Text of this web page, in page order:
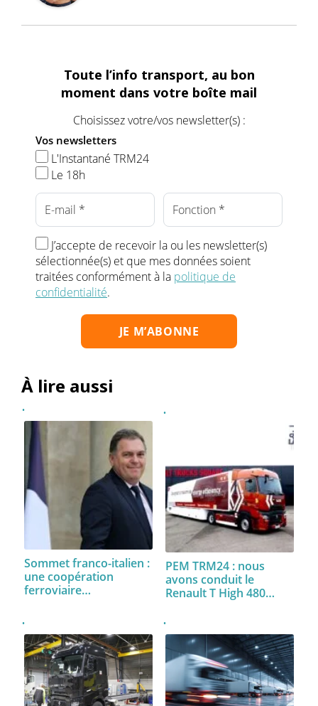
Toute l’info transport, au bon
moment dans votre boîte mail
Choisissez votre/vos newsletter(s) :
Vos newsletters
L'Instantané TRM24
Le 18h
J’accepte de recevoir la ou les newsletter(s)
sélectionnée(s) et que mes données soient
traitées conformément à la politique de
confidentialité.
À lire aussi
Sommet franco-italien :
une coopération
ferroviaire…
PEM TRM24 : nous
avons conduit le
Renault T High 480…